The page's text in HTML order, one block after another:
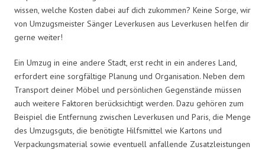
wissen, welche Kosten dabei auf dich zukommen? Keine Sorge, wir
von Umzugsmeister Sänger Leverkusen aus Leverkusen helfen dir
gerne weiter!
Ein Umzug in eine andere Stadt, erst recht in ein anderes Land,
erfordert eine sorgfältige Planung und Organisation. Neben dem
Transport deiner Möbel und persönlichen Gegenstände müssen
auch weitere Faktoren berücksichtigt werden. Dazu gehören zum
Beispiel die Entfernung zwischen Leverkusen und Paris, die Menge
des Umzugsguts, die benötigte Hilfsmittel wie Kartons und
Verpackungsmaterial sowie eventuell anfallende Zusatzleistungen